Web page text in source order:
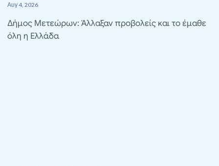
Αυγ 4, 2026
Δήμος Μετεώρων: Άλλαξαν προβολείς και το έμαθε
όλη η Ελλάδα